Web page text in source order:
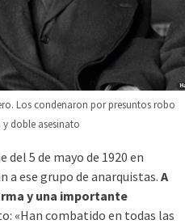
Los condenaron por presuntos robo
doble asesinato
del 5 de mayo de 1920 en
a ese grupo de anarquistas. A
y una importante
«Han combatido en todas las